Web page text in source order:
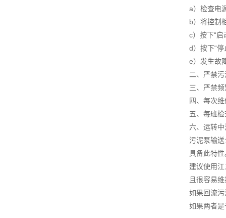
a）检查电
b）将控制
c）按下“
d）按下“
e）发生故
二、严禁
三、严禁
四、每次
五、每班
六、运转
污泥泵输
具备此特性
建议使用
且很容易
如果回流
如果两者